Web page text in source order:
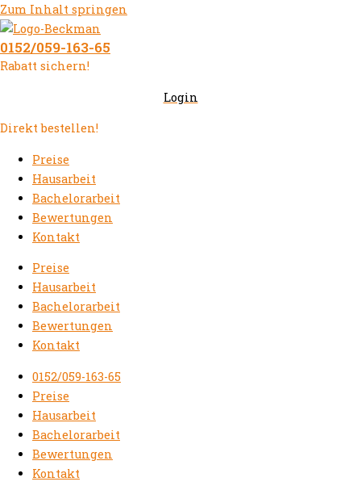
Zum Inhalt springen
0152/059-163-65
Rabatt sichern!
Login
Direkt bestellen!
Preise
Hausarbeit
Bachelorarbeit
Bewertungen
Kontakt
Preise
Hausarbeit
Bachelorarbeit
Bewertungen
Kontakt
0152/059-163-65
Preise
Hausarbeit
Bachelorarbeit
Bewertungen
Kontakt